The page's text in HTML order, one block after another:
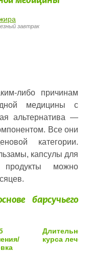
завтрак
либо причинам
медицины с
альтернатива —
Все они
категории.
капсулы для
можно
барсучьего
курса